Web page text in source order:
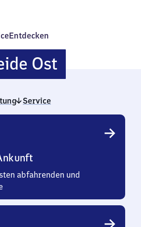
Entdecken
Ost
Ost
Service
abfahrenden und